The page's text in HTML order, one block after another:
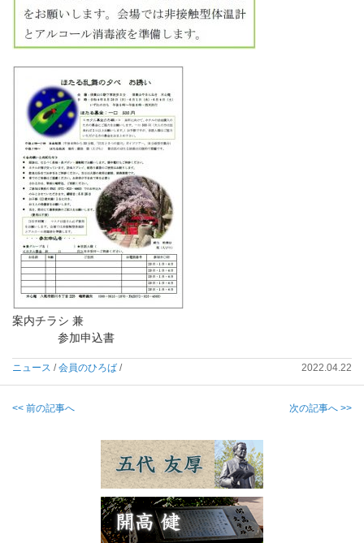
案内チラシ 兼
参加申込書
ニュース /会員のひろば / 2022.04.22
<< 前の記事へ 次の記事へ >>